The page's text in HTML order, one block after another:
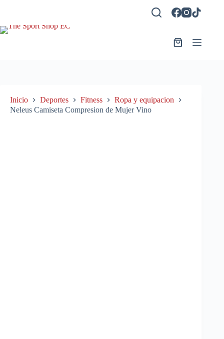
Carro
Inicio Deportes Fitness
Ropa y equipacion
Neleus Camiseta Compresion de Mujer Vino